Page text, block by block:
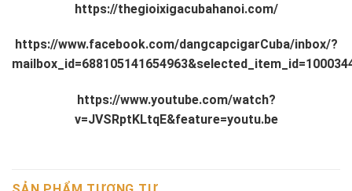
https://thegioixigacubahanoi.com/
https://www.facebook.com/dangcapcigarCuba/inbox/?
https://www.youtube.com/watch?
v=JVSRptKLtqE&feature=youtu.be